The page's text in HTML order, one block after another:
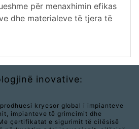
për menaxhimin efikas
dhe materialeve të tjera të
inovative:
prodhuesi kryesor global i impianteve
impianteve të grimcimit dhe
çertifikatat e sigurimit të cilësisë